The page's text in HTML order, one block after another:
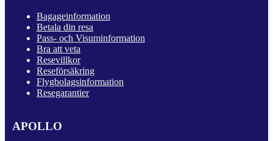
Bagageinformation
Betala din resa
Pass- och Visuminformation
Bra att veta
Resevillkor
Reseförsäkring
Flygbolagsinformation
Resegarantier
APOLLO